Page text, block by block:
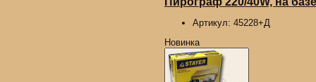
Артикул: 45228+Д
Новинка